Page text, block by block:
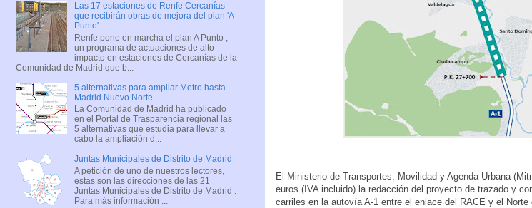
El Ministerio de Transportes, Movilidad y Agenda Urbana
euros (IVA incluido) la redacción del proyecto de trazado y
carriles en la autovía A-1 entre el enlace del RACE y el Norte
Las 17 estaciones de Renfe Cercanías
que recibirán obras de mejora del plan 'A
Punto'
Renfe pone en marcha el plan A Punto ,
un programa de actuaciones de alto
impacto en estaciones de Cercanías de la
Comunidad de Madrid que b...
5 alternativas para ampliar Metro hasta
Madrid Nuevo Norte
La Comunidad de Madrid ha publicado
en el Portal de Trasparencia regional las
5 alternativas que estudia para llevar a
cabo la ampliación d...
Juntas Municipales de Distrito de Madrid
A petición de uno de nuestros lectores,
estas son las direcciones de las 21
Juntas Municipales de Distrito de Madrid .
Para más información ...